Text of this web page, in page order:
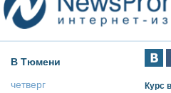
В Тюмени
четверг
Курс